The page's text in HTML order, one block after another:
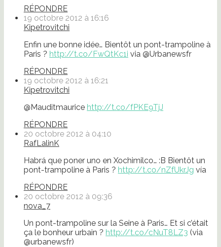
RÉPONDRE
19 octobre 2012 à 16:16
Kipetrovitchi
Enfin une bonne idée… Bientôt un pont-trampoline à
Paris ? http://t.co/FwQtKc1i via @Urbanewsfr
RÉPONDRE
19 octobre 2012 à 16:21
Kipetrovitchi
@Mauditmaurice http://t.co/fPKE9TjJ
RÉPONDRE
20 octobre 2012 à 04:10
RafLalinK
Habrá que poner uno en Xochimilco… :B Bientôt un
pont-trampoline à Paris ? http://t.co/nZfUkrJg vía
RÉPONDRE
20 octobre 2012 à 09:36
nova_7
Un pont-trampoline sur la Seine à Paris… Et si c’était
ça le bonheur urbain ? http://t.co/cNuT8LZ3 (via
@urbanewsfr)